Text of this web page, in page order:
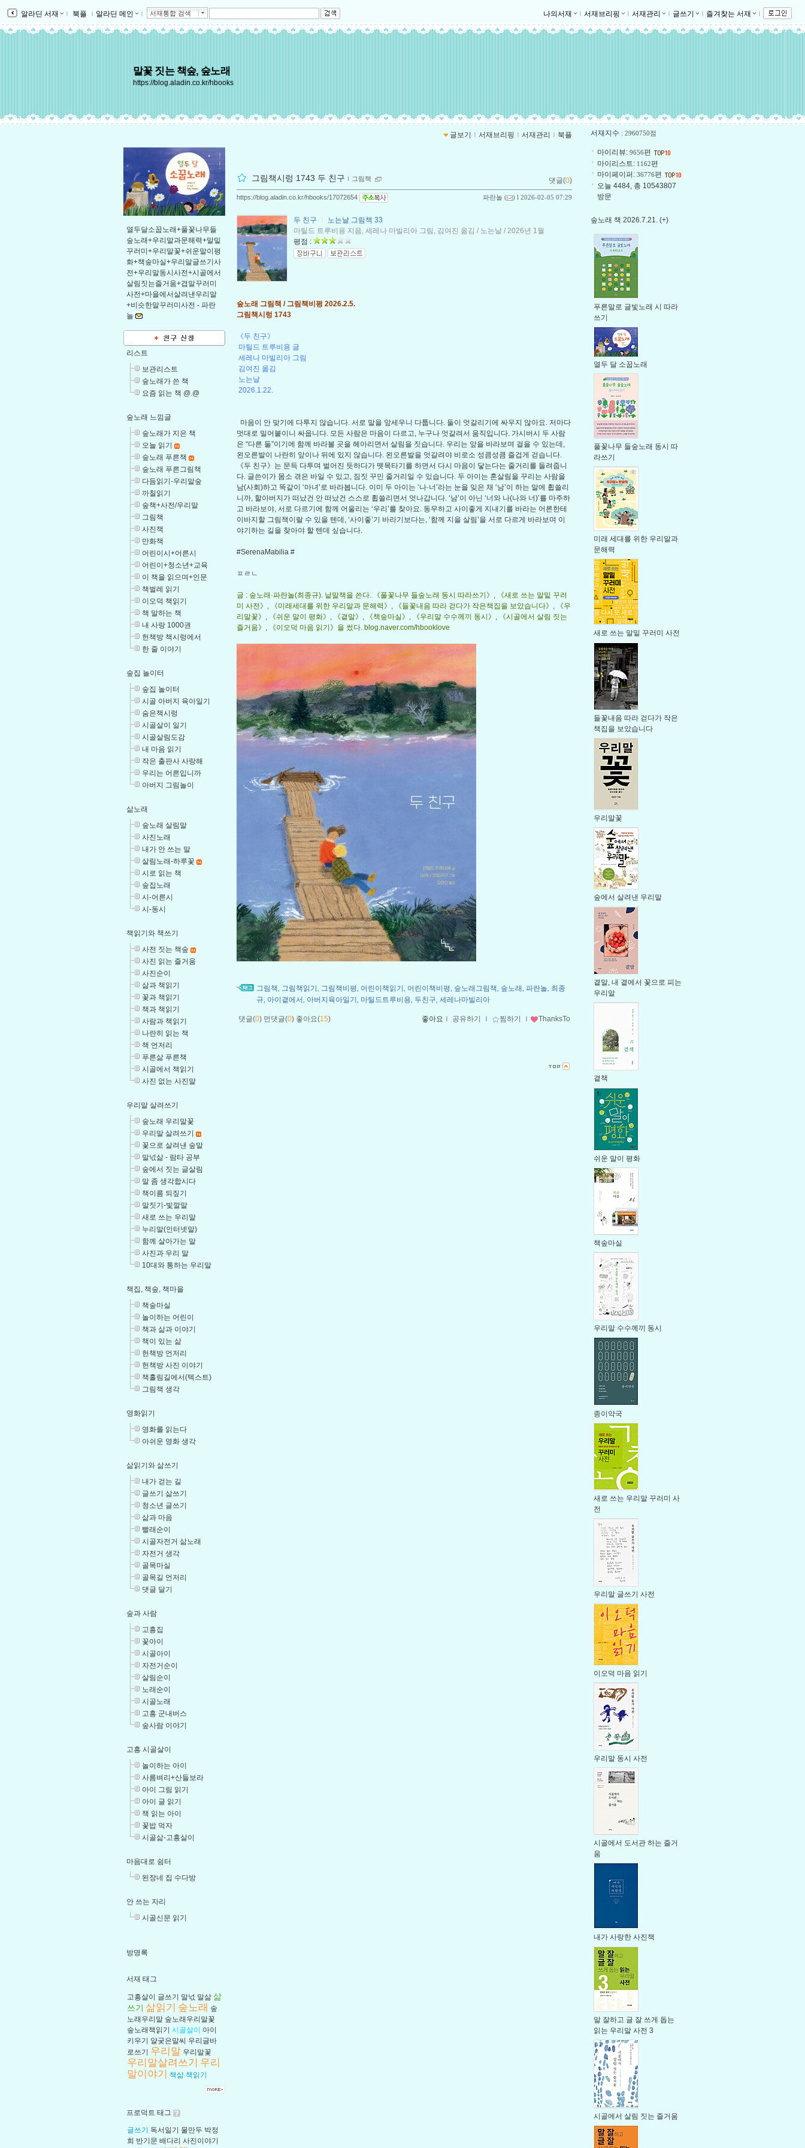
알라딘 서재 ｌ 북플 ｌ 알라딘 메인 ｌ 서재통합 검색 나의서재 ｌ 서재브리핑 ｌ 서재관리 ｌ 글쓰기 ｌ 즐겨찾는 서재 ｌ
말꽃 짓는 책숲, 숲노래
https://blog.aladin.co.kr/hbooks
글보기 ｌ 서재브리핑 ｌ 서재관리 ｌ 북플
열두달소꿉노래+풀꽃나무들
숲노래+우리말과문해력+말밑
꾸러미+우리말꽃+쉬운말이평
화+책숲마실+우리말글쓰기사
전+우리말동시사전+시골에서
살림짓는즐거움+겹말꾸러미
사전+마을에서살려낸우리말
+비슷한말꾸러미사전 - 파란
놀
리스트
보관리스트
숲노래가 쓴 책
요즘 읽는 책 @.@
숲노래 느낌글
숲노래가 지은 책
오늘 읽기
숲노래 푸른책
숲노래 푸른그림책
다듬읽기-우리말숲
까칠읽기
숲책+사전/우리말
그림책
사진책
만화책
어린이시+어른시
어린이+청소년+교육
이 책을 읽으며+인문
책벌레 읽기
이오덕 책읽기
책 말하는 책
내 사랑 1000권
헌책방 책시렁에서
한 줄 이야기
숲집 놀이터
숲집 놀이터
시골 아버지 육아일기
숨은책시렁
시골살이 일기
시골살림도감
내 마음 읽기
작은 출판사 사랑해
우리는 어른입니까
아버지 그림놀이
삶노래
숲노래 살림말
사진노래
내가 안 쓰는 말
살림노래-하루꽃
시로 읽는 책
숲집노래
시-어른시
시-동시
책읽기와 책쓰기
사전 짓는 책숲
사진 읽는 즐거움
사진순이
삶과 책읽기
꽃과 책읽기
책과 책읽기
사람과 책읽기
나란히 읽는 책
책 언저리
푸른삶 푸른책
시골에서 책읽기
사진 없는 사진말
우리말 살려쓰기
숲노래 우리말꽃
우리말 살려쓰기
꽃으로 살려낸 숲말
말넋삶 - 람타 공부
숲에서 짓는 글살림
말 좀 생각합시다
책이름 되짚기
말짓기-빛깔말
새로 쓰는 우리말
누리말(인터넷말)
함께 살아가는 말
사진과 우리 말
10대와 통하는 우리말
책집, 책숲, 책마을
책숲마실
놀이하는 어린이
책과 삶과 이야기
책이 있는 삶
헌책방 언저리
헌책방 사진 이야기
책홀림길에서(텍스트)
그림책 생각
영화읽기
영화를 읽는다
아쉬운 영화 생각
삶읽기와 삶쓰기
내가 걷는 길
글쓰기 삶쓰기
청소년 글쓰기
삶과 마음
빨래순이
시골자전거 삶노래
자전거 생각
골목마실
골목길 언저리
댓글 달기
숲과 사람
고흥집
꽃아이
시골아이
자전거순이
살림순이
노래순이
시골노래
고흥 군내버스
숲사람 이야기
고흥 시골살이
놀이하는 아이
사름벼리+산들보라
아이 그림 읽기
아이 글 읽기
책 읽는 아이
꽃밥 먹자
시골삶-고흥살이
마음대로 쉼터
된장네 집 수다방
안 쓰는 자리
시골신문 읽기
방명록
서재 태그
고흥살이 글쓰기 말넋 말삶 삶
쓰기 삶읽기 숲노래 숲
노래우리말 숲노래우리말꽃
숲노래책읽기 시골살이
아이
키우기
얄궂은말씨 우리글바
로쓰기
우리말 우리말꽃
우리말살려쓰기
우리
말이야기
책삶 책읽기
프로덕트 태그
글쓰기 독서일기 물만두 박정
희 반기문 배다리 사진이야기
그림책시렁 1743 두 친구 ｌ 그림책 댓글(0)
파란놀 ( ) l 2026-02-05 07:29
https://blog.aladin.co.kr/hbooks/17072654
두 친구
노는날 그림책 33
마틸드 트루비용 지음, 세레나 마빌리아 그림, 김여진 옮김 / 노는날 / 2026년 1월
평점 :
숲노래 그림책 / 그림책비평 2026.2.5.
그림책시렁 1743
《두 친구》
마틸드 트루비용 글
세레나 마빌리아 그림
김여진 옮김
노는날
2026.1.22.
마음이 안 맞기에 다투지 않습니다. 서로 말을 앞세우니 다툽니다. 둘이 엇갈리기에 싸우지 않아요. 저마다
멋대로 밀어붙이니 싸웁니다. 모든 사람은 마음이 다르고, 누구나 엇갈려서 움직입니다. 가시버시 두 사람
은 “다른 둘”이기에 함께 바라볼 곳을 헤아리면서 살림을 짓습니다. 우리는 앞을 바라보며 걸을 수 있는데,
왼오른발이 나란히 앞이나 뒤에 있지 않습니다. 왼오른발을 엇갈려야 비로소 성큼성큼 즐겁게 걷습니다.
《두 친구》는 문득 다투며 벌어진 듯하다가 뗏목타기를 하면서 다시 마음이 닿는다는 줄거리를 들려줍니
다. 글쓴이가 몸소 겪은 바일 수 있고, 짐짓 꾸민 줄거리일 수 있습니다. 두 아이는 혼살림을 꾸리는 사람을
남(사회)하고 똑같이 ‘마녀’로 바라봅니다. 이미 두 아이는 ‘나·너’라는 눈을 잊은 채 ‘남’이 하는 말에 휩쓸리
니까, 할아버지가 떠났건 안 떠났건 스스로 휩쓸리면서 엇나갑니다. ‘남’이 아닌 ‘너와 나(나와 너)’를 마주하
고 바라보야, 서로 다르기에 함께 어울리는 ‘우리’를 찾아요. 동무하고 사이좋게 지내기를 바라는 어른한테
이바지할 그림책이랄 수 있을 텐데, ‘사이좋’기 바라기보다는, ‘함께 지을 살림’을 서로 다르게 바라보며 이
야기하는 길을 찾아야 할 텐데 싶습니다.
#SerenaMabilia #
ㅍㄹㄴ
글 : 숲노래·파란놀(최종규). 낱말책을 쓴다. 《풀꽃나무 들숲노래 동시 따라쓰기》, 《새로 쓰는 말밑 꾸러
미 사전》, 《미래세대를 위한 우리말과 문해력》, 《들꽃내음 따라 걷다가 작은책집을 보았습니다》, 《우
리말꽃》, 《쉬운 말이 평화》, 《곁말》, 《책숲마실》, 《우리말 수수께끼 동시》, 《시골에서 살림 짓는
즐거움》, 《이오덕 마음 읽기》을 썼다. blog.naver.com/hbooklove
그림책, 그림책읽기 , 그림책비평, 어린이책읽기 , 어린이책비평, 숲노래그림책, 숲노래, 파란놀, 최종
규, 아이곁에서, 아버지육아일기 , 마틸드트루비용, 두친구, 세레나마빌리아
댓글(0) 먼댓글(0) 좋아요(15) 좋아요 ｌ 공유하기 ｌ 찜하기 ｌ ThanksTo
서재지수 : 2960750점
마이리뷰: 9656편
마이리스트: 1162편
마이페이퍼: 36776편
오늘 4484, 총 10543807
방문
숲노래 책 2026.7.21. (+)
푸른말로 글빛노래 시 따라
쓰기
열두 달 소꿉노래
풀꽃나무 들숲노래 동시 따
라쓰기
미래 세대를 위한 우리말과
문해력
새로 쓰는 말밑 꾸러미 사전
들꽃내음 따라 걷다가 작은
책집을 보았습니다
우리말꽃
숲에서 살려낸 우리말
곁말, 내 곁에서 꽃으로 피는
우리말
곁책
쉬운 말이 평화
책숲마실
우리말 수수께끼 동시
종이약국
새로 쓰는 우리말 꾸러미 사
전
우리말 글쓰기 사전
이오덕 마음 읽기
우리말 동시 사전
시골에서 도서관 하는 즐거
움
내가 사랑한 사진책
말 잘하고 글 잘 쓰게 돕는
읽는 우리말 사전 3
시골에서 살림 짓는 즐거움